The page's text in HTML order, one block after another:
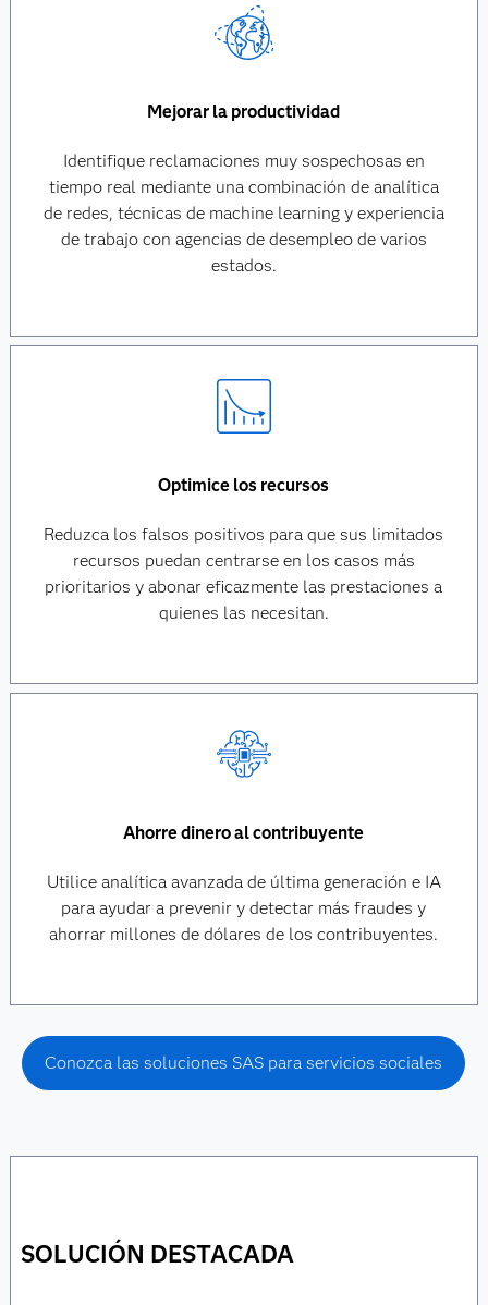
Mejorar la productividad
Identifique reclamaciones muy sospechosas en
tiempo real mediante una combinación de analítica
de redes, técnicas de machine learning y experiencia
de trabajo con agencias de desempleo de varios
estados.
Optimice los recursos
Reduzca los falsos positivos para que sus limitados
recursos puedan centrarse en los casos más
prioritarios y abonar eficazmente las prestaciones a
quienes las necesitan.
Ahorre dinero al contribuyente
Utilice analítica avanzada de última generación e IA
para ayudar a prevenir y detectar más fraudes y
ahorrar millones de dólares de los contribuyentes.
Conozca las soluciones SAS para servicios sociales
SOLUCIÓN DESTACADA